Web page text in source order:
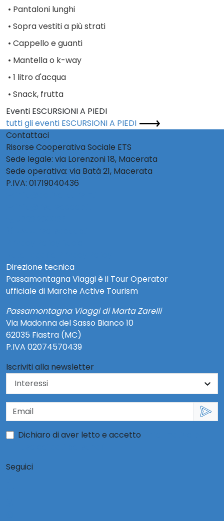
• Pantaloni lunghi
• Sopra vestiti a più strati
• Cappello e guanti
• Mantella o k-way
• 1 litro d'acqua
• Snack, frutta
Eventi ESCURSIONI A PIEDI
tutti gli eventi ESCURSIONI A PIEDI
Contattaci
Risorse Cooperativa Sociale ETS
Sede legale: via Lorenzoni 18, Macerata
Sede operativa: via Batà 21, Macerata
P.IVA: 01719040436
Direzione tecnica
Passamontagna Viaggi è il Tour Operator
ufficiale di Marche Active Tourism
Passamontagna Viaggi di Marta Zarelli
Via Madonna del Sasso Bianco 10
62035 Fiastra (MC)
P.IVA 02074570439
Iscriviti alla newsletter
Dichiaro di aver letto e accetto
Seguici